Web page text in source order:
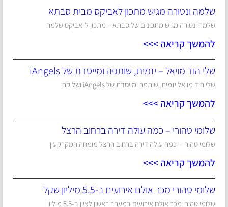
שלמה ונטורה מגיש מתכון לאביקס מבית סבתא
שלמה ונטורה מגיש מתכונים של סבתא – מתכון ל-אביקס שלמה
להמשך קריאה >>>
שלי הוד מויאל – יזמית, שותפה ומייסדת של iAngels
שלי הוד מויאל יזמית, שותפה ומייסדת של iAngels ושל קרן
להמשך קריאה >>>
שלומי טהורי – כמה עולה דירה ברחוב הרצל
שלומי טהורי – כמה עולה דירה ברחוב הרצל מומחה המקרקעין
להמשך קריאה >>>
שלומי טהורי מכר אולם אירועים ב-5.5 מיליון שקל
שלומי טהורי מכר אולם אירועים במערב ראשון לציון ב-5.5 מיליון